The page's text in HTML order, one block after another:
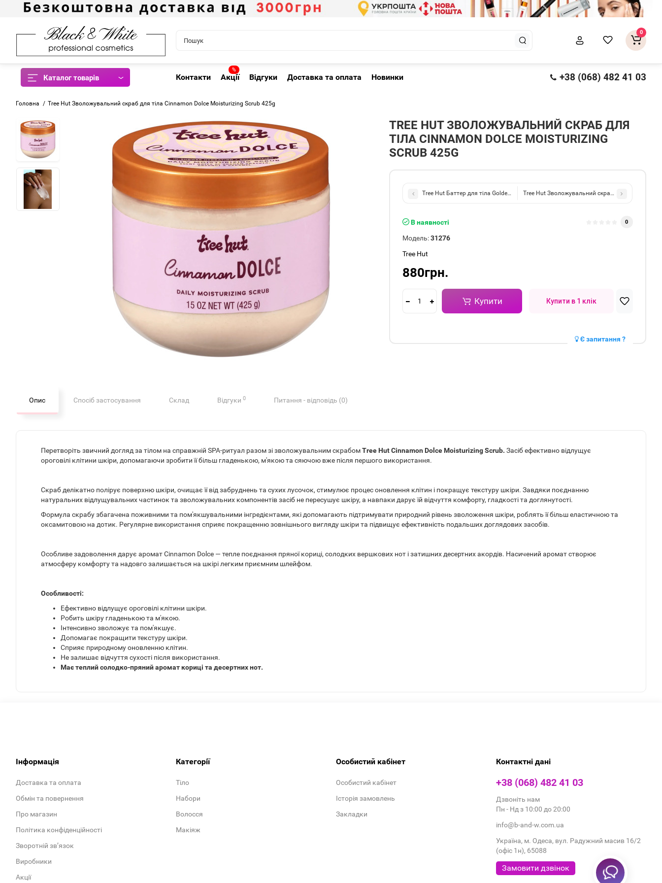
0
Каталог товарів Контакти
%
Акції Відгуки Доставка та оплата Новинки +38 (068) 482 41 03
Головна Tree Hut Зволожувальний скраб для тіла Cinnamon Dolce Moisturizing Scrub 425g
TREE HUT ЗВОЛОЖУВАЛЬНИЙ СКРАБ ДЛЯ
ТІЛА CINNAMON DOLCE MOISTURIZING
SCRUB 425G
Tree Hut Баттер для тіла Golden Vanilla Whipped Body Butter 240g
Tree Hut Зволожувальний скраб для тіла
В наявності 0
Модель: 31276
Tree Hut
880грн.
Купити Купити в 1 клік
Є запитання ?
Опис Спосіб застосування Склад Відгуки 0 Питання - відповідь (0)
Перетворіть звичний догляд за тілом на справжній SPA-ритуал разом зі зволожувальним скрабомTree Hut Cinnamon Dolce Moisturizing Scrub. Засіб ефективно відлущує
ороговілі клітини шкіри, допомагаючи зробити її більш гладенькою, м'якою та сяючою вже після першого використання.
Скраб делікатно полірує поверхню шкіри, очищає її від забруднень та сухих лусочок, стимулює процес оновлення клітин і покращує текстуру шкіри. Завдяки поєднанню
натуральних відлущувальних частинок та зволожувальних компонентів засіб не пересушує шкіру, а навпаки дарує їй відчуття комфорту, гладкості та доглянутості.
Формула скрабу збагачена поживними та пом'якшувальними інгредієнтами, які допомагають підтримувати природний рівень зволоження шкіри, роблять її більш еластичною та
оксамитовою на дотик. Регулярне використання сприяє покращенню зовнішнього вигляду шкіри та підвищує ефективність подальших доглядових засобів.
Особливе задоволення дарує аромат Cinnamon Dolce — тепле поєднання пряної кориці, солодких вершкових нот і затишних десертних акордів. Насичений аромат створює
атмосферу комфорту та надовго залишається на шкірі легким приємним шлейфом.
Особливості:
Ефективно відлущує ороговілі клітини шкіри.
Робить шкіру гладенькою та м'якою.
Інтенсивно зволожує та пом'якшує.
Допомагає покращити текстуру шкіри.
Сприяє природному оновленню клітин.
Не залишає відчуття сухості після використання.
Має теплий солодко-пряний аромат кориці та десертних нот.
Контактні дані
+38 (068) 482 41 03
Дзвоніть нам
Пн - Нд з 10:00 до 20:00
info@b-and-w.com.ua
Україна, м. Одеса, вул. Радужний масив 16/2
(офіс 1н), 65088
Замовити дзвінок
Інформація
Доставка та оплата
Обмін та повернення
Про магазин
Політика конфіденційності
Зворотній зв’язок
Виробники
Акції
Категорії
Тіло
Набори
Волосся
Макіяж
Особистий кабінет
Особистий кабінет
Історія замовлень
Закладки